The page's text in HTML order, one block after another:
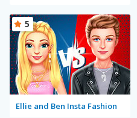
Ellie and Ben Insta Fashion
5